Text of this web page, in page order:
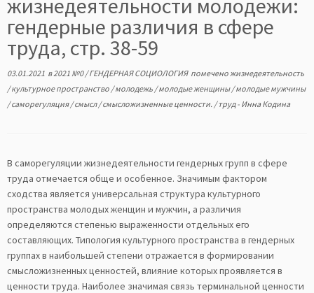
жизнедеятельности молодежи:
гендерные различия в сфере
труда, стр. 38-59
03.01.2021 в2021 №0/ГЕНДЕРНАЯ СОЦИОЛОГИЯ помеченожизнедеятельность
/культурное пространство /молодежь /молодые женщины/молодые мужчины
/саморегуляция/смысл/смысложизненные ценности. /труд- Инна Кодина
В саморегуляции жизнедеятельности гендерных групп в сфере
труда отмечается обще и особенное. Значимым фактором
сходства является универсальная структура культурного
пространства молодых женщин и мужчин, а различия
определяются степенью выраженности отдельных его
составляющих. Типология культурного пространства в гендерных
группах в наибольшей степени отражается в формировании
смысложизненных ценностей, влияние которых проявляется в
ценности труда. Наиболее значимая связь терминальной ценности